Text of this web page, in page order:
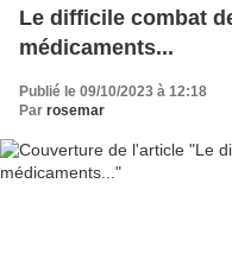
Le difficile combat
médicaments...
Publié le 09/10/2023 à 12:18
Par rosemar